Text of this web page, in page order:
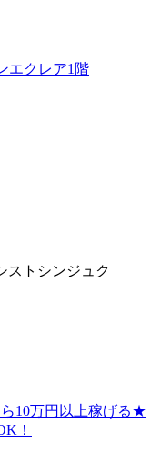
エクレア1階
トシンジュク
10万円以上稼げる★
！